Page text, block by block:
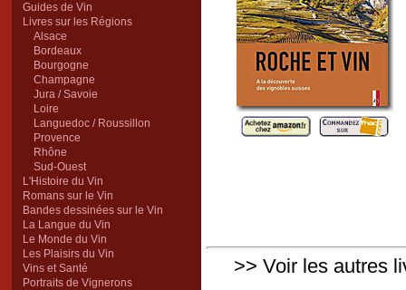
Guides de Vin
Livres sur les Régions
Alsace
Bordeaux
Bourgogne
Champagne
Jura / Savoie
Loire
Languedoc / Roussillon
Provence
Rhône
Sud-Ouest
L'Histoire du Vin
Romans sur le Vin
Bandes dessinées sur le Vin
La Langue du Vin
Le Monde du Vin
Les Plaisirs du Vin
Vins et Santé
Portraits de Vignerons
>> Voir les autres